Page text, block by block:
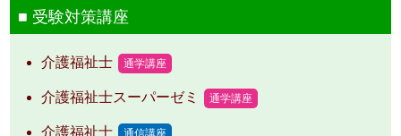
受験対策講座
介護福祉士 通学講座
介護福祉士スーパーゼミ 通学講座
介護福祉士 通信講座